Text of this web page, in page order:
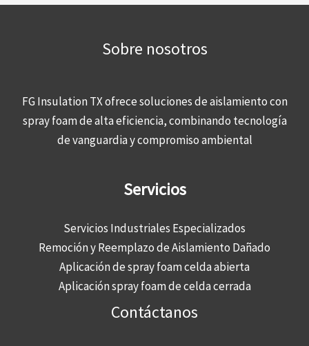
Sobre nosotros
FG Insulation TX ofrece soluciones de aislamiento con
spray foam de alta eficiencia, combinando tecnología
de vanguardia y compromiso ambiental
Servicios
Servicios Industriales Especializados
Remoción y Reemplazo de Aislamiento Dañado
Aplicación de spray foam celda abierta
Aplicación spray foam de celda cerrada
Contáctanos